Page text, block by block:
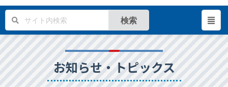
検索
お知らせ・トピックス